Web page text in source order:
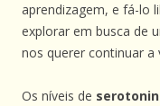
aprendizagem, e fá-lo
explorar em busca de
nos querer continuar a
Os níveis de